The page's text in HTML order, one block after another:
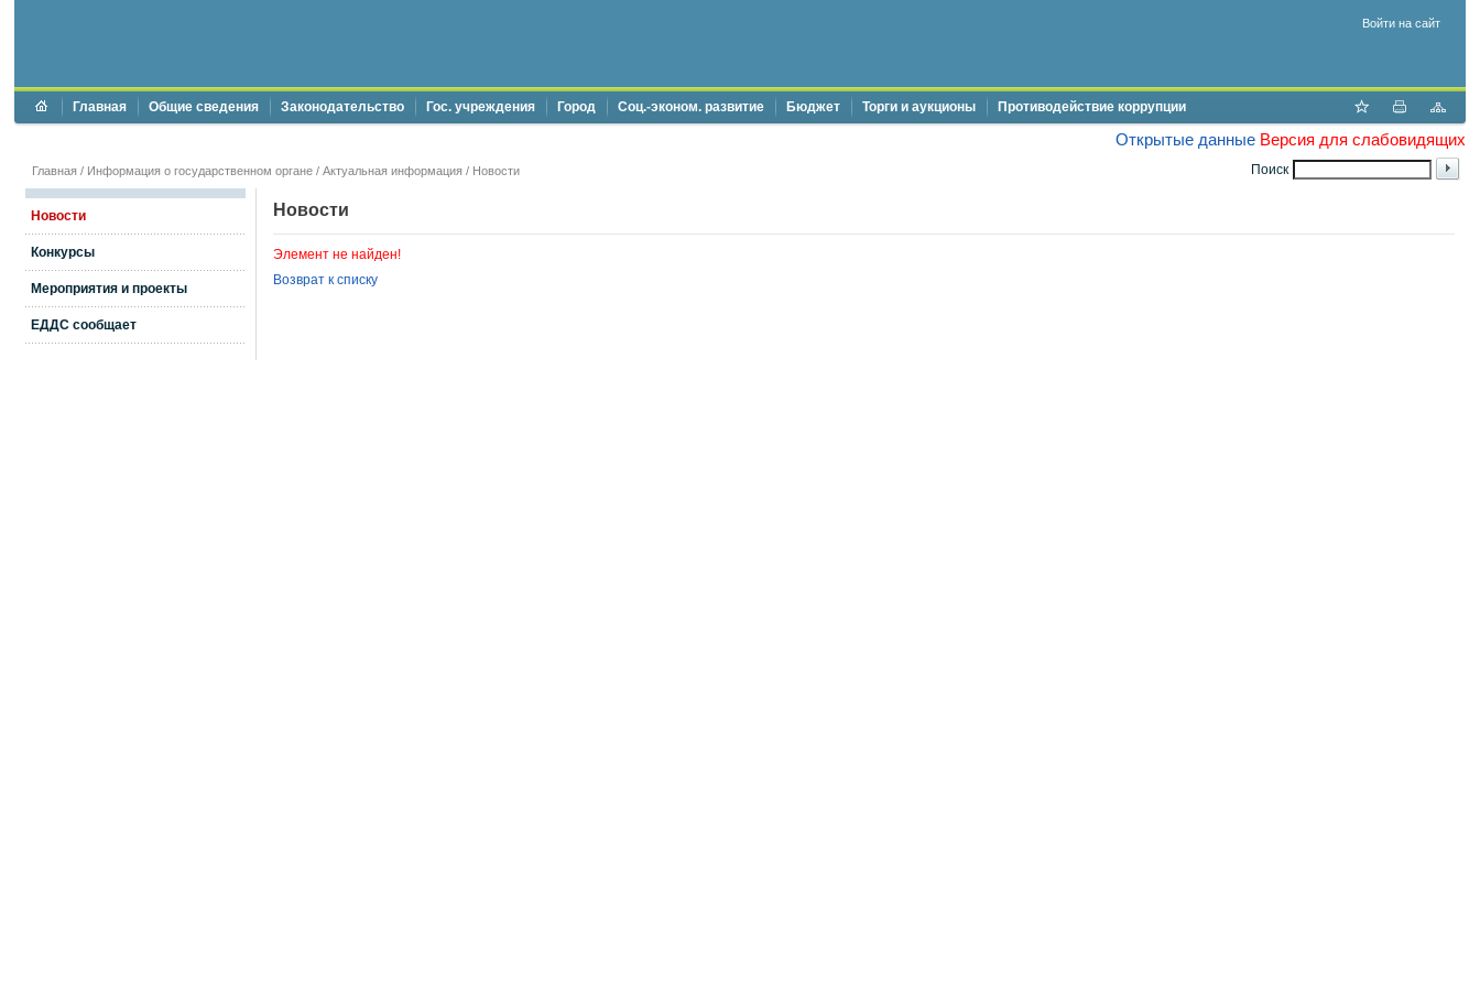
Войти на сайт
Главная Общие сведения Законодательство Гос. учреждения Город Соц.-эконом. развитие Бюджет Торги и аукционы Противодействие коррупции
Открытые данные Версия для слабовидящих
Поиск
Главная / Информация о государственном органе / Актуальная информация / Новости
Новости
Конкурсы
Мероприятия и проекты
ЕДДС сообщает
Новости
Элемент не найден!
Возврат к списку